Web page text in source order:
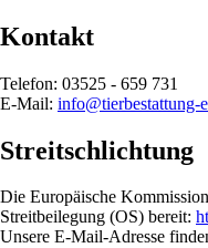
Kontakt
Telefon: 03525 - 659 731
E-Mail: info@tierbestattung-
Streitschlichtung
Die Europäische
Streitbeilegung (OS) bereit:
Unsere E-Mail-Adresse